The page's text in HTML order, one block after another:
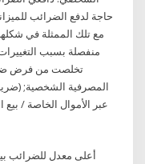
حاجة لدفع الضرائب
مع تلك الممثلة في
منفصلة بسبب
المصرفية الشخصية;
أعلى معدل للضرائب